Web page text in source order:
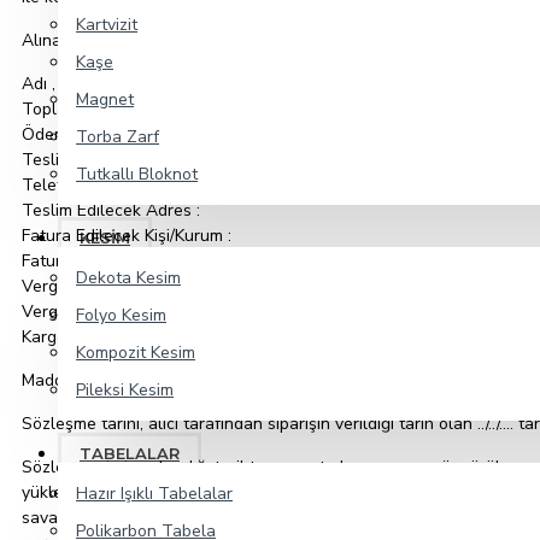
Kartvizit
Kaşe
Magnet
Torba Zarf
Tutkallı Bloknot
KESİM
Dekota Kesim
Folyo Kesim
Kompozit Kesim
Pileksi Kesim
TABELALAR
Hazır Işıklı Tabelalar
Polikarbon Tabela
Alınan Ürün /Ürünler
Adı , kodu : … adet
Toplam Satış Bedeli : …. -TL
Ödeme Şekli : Kredi Kartı/Banka Havalesi (EFT)
Teslim Edilecek Kişi :
Telefon numarası :
Teslim Edilecek Adres :
Fatura Edilecek Kişi/Kurum :
Fatura Adresi :
Vergi Dairesi :
Vergi Sicil Numarası :
Kargo Ücreti : … -TL
Madde 4- Sözleşme Tarihi ve Mücbir Nedenler
Sözleşme tarihi, alıcı tarafından siparişin verildiği tarih olan ../../….
Sözleşmenin imzalandığı tarihte mevcut olmayan veya
yüklendikleri borç ve sorumluluklarını kısmen ya da tamamen
savaş, terör, ayaklanma, değişen mevzuat hükümleri, el koyma